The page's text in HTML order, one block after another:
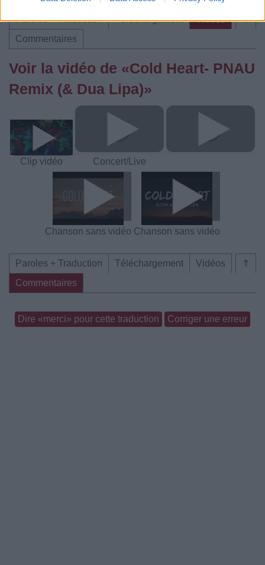
⇑
Paroles + Traduction Téléchargement
Vidéos
Commentaires
Voir la vidéo de «Cold Heart- PNAU
Remix (& Dua Lipa)»
Clip vidéo Concert/Live
Chanson sans vidéo Chanson sans vidéo
⇑
Paroles + Traduction Téléchargement
Vidéos
Commentaires
Dire «merci» pour cette traduction Corriger une erreur